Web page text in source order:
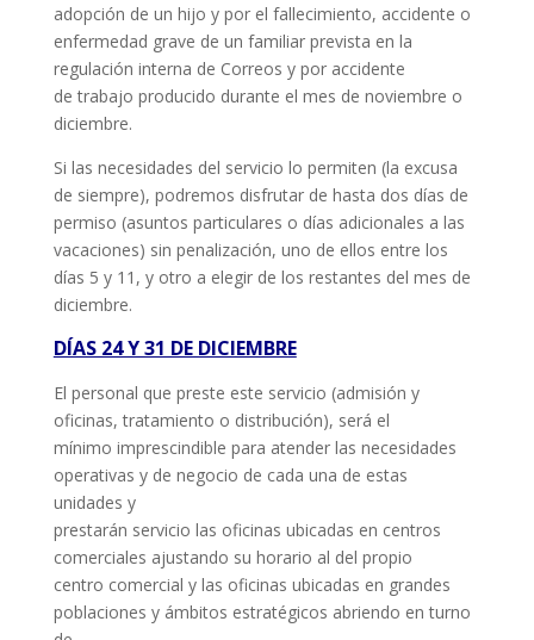
adopción de un hijo y por el fallecimiento, accidente o
enfermedad grave de un familiar prevista en la
regulación interna de Correos y por accidente
de trabajo producido durante el mes de noviembre o
diciembre.
Si las necesidades del servicio lo permiten (la excusa
de siempre), podremos disfrutar de hasta dos días de
permiso (asuntos particulares o días adicionales a las
vacaciones) sin penalización, uno de ellos entre los
días 5 y 11, y otro a elegir de los restantes del mes de
diciembre.
DÍAS 24 Y 31 DE DICIEMBRE
El personal que preste este servicio (admisión y
oficinas, tratamiento o distribución), será el
mínimo imprescindible para atender las necesidades
operativas y de negocio de cada una de estas
unidades y
prestarán servicio las oficinas ubicadas en centros
comerciales ajustando su horario al del propio
centro comercial y las oficinas ubicadas en grandes
poblaciones y ámbitos estratégicos abriendo en turno